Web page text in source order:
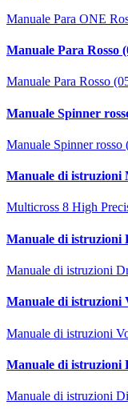
Manuale Para ONE
Manuale Para Rosso
Manuale Para Rosso
Manuale Spinner
Manuale Spinner
Manuale di istruzioni
Multicross 8 High
Manuale di istruzioni
Manuale di istruzioni
Manuale di istruzioni
Manuale di istruzioni
Manuale di istruzioni
Manuale di istruzioni